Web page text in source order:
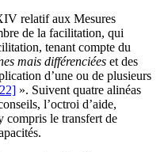
relatif aux Mesures
de la facilitation, qui
tenant compte du
mais différenciées et des
d’une ou de plusieurs
». Suivent quatre alinéas
l’octroi d’aide,
compris le transfert de